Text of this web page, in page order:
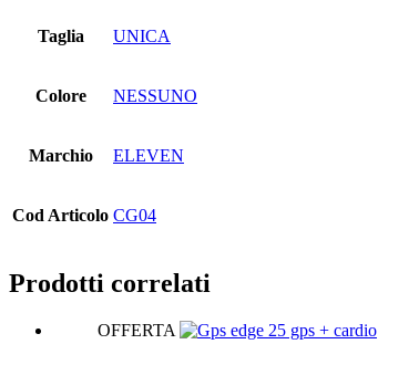
Taglia UNICA
Colore NESSUNO
Marchio ELEVEN
Cod Articolo CG04
Prodotti correlati
OFFERTA